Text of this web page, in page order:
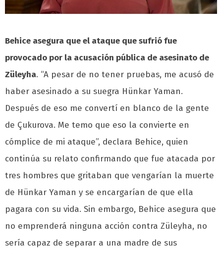
Behice asegura que el ataque que sufrió fue
provocado por la acusación pública de asesinato de
Züleyha. “A pesar de no tener pruebas, me acusó de
haber asesinado a su suegra Hünkar Yaman.
Después de eso me convertí en blanco de la gente
de Çukurova. Me temo que eso la convierte en
cómplice de mi ataque”, declara Behice, quien
continúa su relato confirmando que fue atacada por
tres hombres que gritaban que vengarían la muerte
de Hünkar Yaman y se encargarían de que ella
pagara con su vida. Sin embargo, Behice asegura que
no emprenderá ninguna acción contra Züleyha, no
sería capaz de separar a una madre de sus